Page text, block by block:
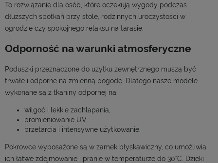
To rozwiązanie dla osób, które oczekują wygody podczas
dłuższych spotkań przy stole, rodzinnych uroczystości w
ogrodzie czy spokojnego relaksu na tarasie.
Odporność na warunki atmosferyczne
Poduszki przeznaczone do użytku zewnętrznego muszą być
trwałe i odporne na zmienną pogodę. Dlatego nasze modele
wykonane są z tkaniny odpornej na:
wilgoć i lekkie zachlapania,
promieniowanie UV,
przetarcia i intensywne użytkowanie.
Pokrowce wyposażone są w zamek błyskawiczny, co umożliwia
ich łatwe zdejmowanie i pranie w temperaturze do 30°C. Dzięki